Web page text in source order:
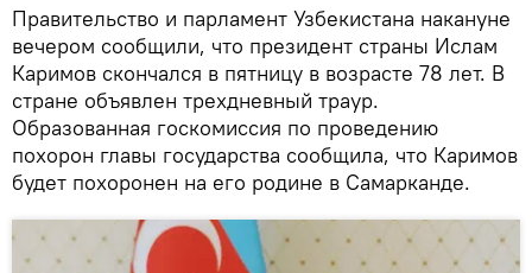
Правительство и парламент Узбекистана накануне
вечером сообщили, что президент страны Ислам
Каримов скончался в пятницу в возрасте 78 лет. В
стране объявлен трехдневный траур.
Образованная госкомиссия по проведению
похорон главы государства сообщила, что Каримов
будет похоронен на его родине в Самарканде.